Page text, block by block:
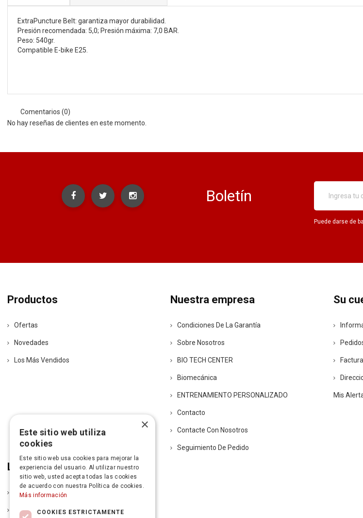
ExtraPuncture Belt: garantiza mayor durabilidad.
Presión recomendada: 5,0; Presión máxima: 7,0 BAR.
Peso: 540gr.
Compatible E-bike E25.
Comentarios (0)
No hay reseñas de clientes en este momento.
Boletín
Puede darse de
Productos
Ofertas
Novedades
Los Más Vendidos
Nuestra empresa
Condiciones De La Garantía
Sobre Nosotros
BIO TECH CENTER
Biomecánica
ENTRENAMIENTO PERSONALIZADO
Contacto
Contacte Con Nosotros
Seguimiento De Pedido
Legal
Política De Entrega
Aviso Legal
Su
Mis
×
Este sitio web utiliza
cookies
Este sitio web usa cookies para mejorar la
experiencia del usuario. Al utilizar nuestro
sitio web, usted acepta todas las cookies
de acuerdo con nuestra Política de cookies.
Más información
COOKIES ESTRICTAMENTE